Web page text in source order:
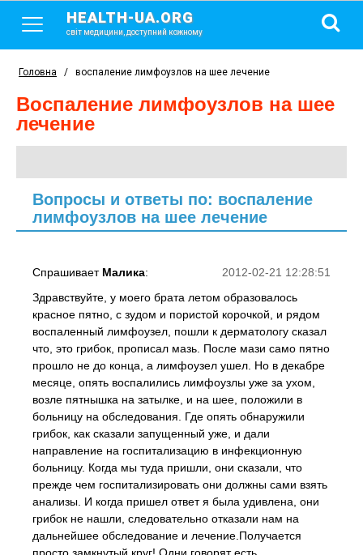
HEALTH-UA.ORG
світ медицини, доступний кожному
Головна / воспаление лимфоузлов на шее лечение
воспаление лимфоузлов на шее
лечение
Вопросы и ответы по: воспаление
лимфоузлов на шее лечение
2012-02-21 12:28:51
Спрашивает Малика:
Здравствуйте, у моего брата летом образовалось
красное пятно, с зудом и пористой корочкой, и рядом
воспаленный лимфоузел, пошли к дерматологу сказал
что, это грибок, прописал мазь. После мази само пятно
прошло не до конца, а лимфоузел ушел. Но в декабре
месяце, опять воспалились лимфоузлы уже за ухом,
возле пятнышка на затылке, и на шее, положили в
больницу на обследования. Где опять обнаружили
грибок, как сказали запущенный уже, и дали
направление на госпитализацию в инфекционную
больницу. Когда мы туда пришли, они сказали, что
прежде чем госпитализировать они должны сами взять
анализы. И когда пришел ответ я была удивлена, они
грибок не нашли, следовательно отказали нам на
дальнейшее обследование и лечение.Получается